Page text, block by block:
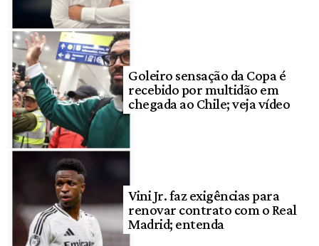
Goleiro sensação da Copa é
recebido por multidão em
chegada ao Chile; veja vídeo
Vini Jr. faz exigências para
renovar contrato com o Real
Madrid; entenda